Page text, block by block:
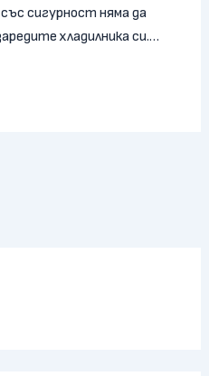
сигурност няма да
хладилника си.…